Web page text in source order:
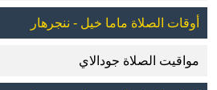
أوقات الصلاة ماما خيل - ننجرهار
مواقيت الصلاة جودالاي